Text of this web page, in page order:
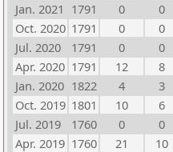
Jan. 2021 1791 0
0
Oct. 2020 1791 0
0
Jul. 2020
1791 0
0
Apr. 2020 1791 12
8
Jan. 2020 1822 4
3
Oct. 2019 1801 10
6
Jul. 2019
1760 0
0
Apr. 2019 1760 21
10